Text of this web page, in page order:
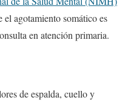
el agotamiento somático es
en atención primaria.
de espalda, cuello y